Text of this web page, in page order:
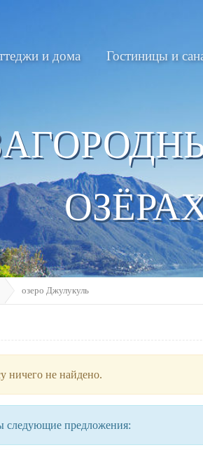
и дома Гостиницы и
озеро Джулукуль
ничего не найдено.
следующие предложения: